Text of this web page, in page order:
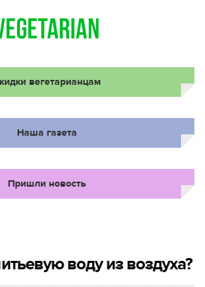
вегетарианцам
Наша газета
Пришли новость
воду из воздуха?